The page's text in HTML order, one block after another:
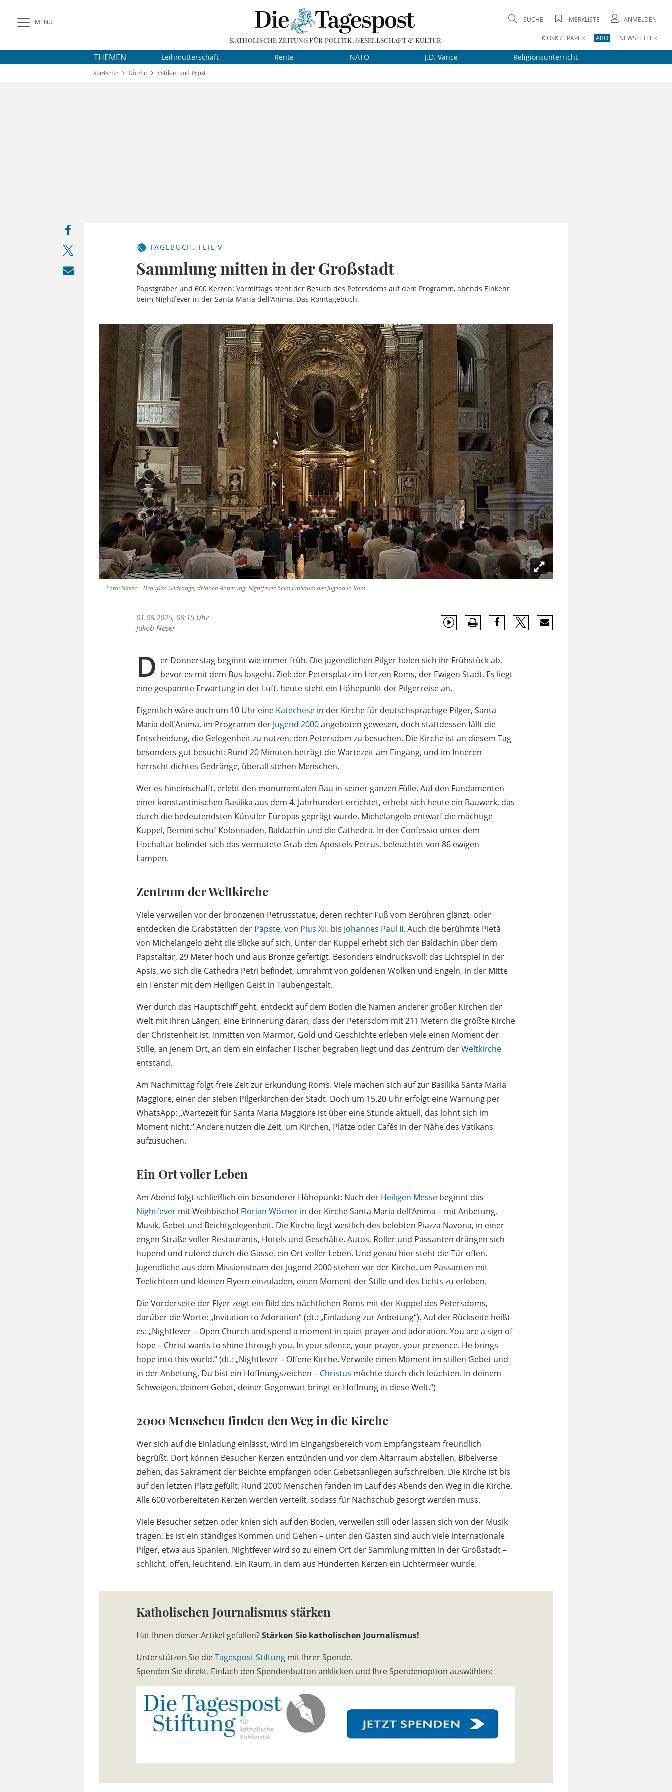
MENÜ
KATHOLISCHE ZEITUNG FÜR POLITIK, GESELLSCHAFT & KULTUR
SUCHE MERKLISTE ANMELDEN
KIOSK / EPAPER ABO NEWSLETTER
THEMEN Leihmutterschaft Rente NATO J.D. Vance Religionsunterricht
Startseite Kirche Vatikan und Papst
TAGEBUCH, TEIL V
Sammlung mitten in der Großstadt
Papstgräber und 600 Kerzen: Vormittags steht der Besuch des Petersdoms auf dem Programm, abends Einkehr
beim Nightfever in der Santa Maria dell’Anima. Das Romtagebuch.
Foto: Naser | Draußen Gedränge, drinnen Anbetung: Nightfever beim Jubiläum der Jugend in Rom.
01.08.2025, 08:15 Uhr
Jakob Naser
D er Donnerstag beginnt wie immer früh. Die jugendlichen Pilger holen sich ihr Frühstück ab,
bevor es mit dem Bus losgeht. Ziel: der Petersplatz im Herzen Roms, der Ewigen Stadt. Es liegt
eine gespannte Erwartung in der Luft, heute steht ein Höhepunkt der Pilgerreise an.
Eigentlich wäre auch um 10 Uhr eine Katechese in der Kirche für deutschsprachige Pilger, Santa
Maria dell'Anima, im Programm der Jugend 2000angeboten gewesen, doch stattdessen fällt die
Entscheidung, die Gelegenheit zu nutzen, den Petersdom zu besuchen. Die Kirche ist an diesem Tag
besonders gut besucht: Rund 20 Minuten beträgt die Wartezeit am Eingang, und im Inneren
herrscht dichtes Gedränge, überall stehen Menschen.
Wer es hineinschafft, erlebt den monumentalen Bau in seiner ganzen Fülle. Auf den Fundamenten
einer konstantinischen Basilika aus dem 4. Jahrhundert errichtet, erhebt sich heute ein Bauwerk, das
durch die bedeutendsten Künstler Europas geprägt wurde. Michelangelo entwarf die mächtige
Kuppel, Bernini schuf Kolonnaden, Baldachin und die Cathedra. In der Confessio unter dem
Hochaltar befindet sich das vermutete Grab des Apostels Petrus, beleuchtet von 86 ewigen
Lampen.
Zentrum der Weltkirche
Viele verweilen vor der bronzenen Petrusstatue, deren rechter Fuß vom Berühren glänzt, oder
entdecken die Grabstätten der Päpste, von Pius XII. bis Johannes Paul II. Auch die berühmte Pietà
von Michelangelo zieht die Blicke auf sich. Unter der Kuppel erhebt sich der Baldachin über dem
Papstaltar, 29 Meter hoch und aus Bronze gefertigt. Besonders eindrucksvoll: das Lichtspiel in der
Apsis, wo sich die Cathedra Petri befindet, umrahmt von goldenen Wolken und Engeln, in der Mitte
ein Fenster mit dem Heiligen Geist in Taubengestalt.
Wer durch das Hauptschiff geht, entdeckt auf dem Boden die Namen anderer großer Kirchen der
Welt mit ihren Längen, eine Erinnerung daran, dass der Petersdom mit 211 Metern die größte Kirche
der Christenheit ist. Inmitten von Marmor, Gold und Geschichte erleben viele einen Moment der
Stille, an jenem Ort, an dem ein einfacher Fischer begraben liegt und das Zentrum derWeltkirche
entstand.
Am Nachmittag folgt freie Zeit zur Erkundung Roms. Viele machen sich auf zur Basilika Santa Maria
Maggiore, einer der sieben Pilgerkirchen der Stadt. Doch um 15.20 Uhr erfolgt eine Warnung per
WhatsApp: „Wartezeit für Santa Maria Maggiore ist über eine Stunde aktuell, das lohnt sich im
Moment nicht.“ Andere nutzen die Zeit, um Kirchen, Plätze oder Cafés in der Nähe des Vatikans
aufzusuchen.
Ein Ort voller Leben
Am Abend folgt schließlich ein besonderer Höhepunkt: Nach der Heiligen Messe beginnt das
Nightfever mit WeihbischofFlorian Wörner in der Kirche Santa Maria dell’Anima – mit Anbetung,
Musik, Gebet und Beichtgelegenheit. Die Kirche liegt westlich des belebten Piazza Navona, in einer
engen Straße voller Restaurants, Hotels und Geschäfte. Autos, Roller und Passanten drängen sich
hupend und rufend durch die Gasse, ein Ort voller Leben. Und genau hier steht die Tür offen.
Jugendliche aus dem Missionsteam der Jugend 2000 stehen vor der Kirche, um Passanten mit
Teelichtern und kleinen Flyern einzuladen, einen Moment der Stille und des Lichts zu erleben.
Die Vorderseite der Flyer zeigt ein Bild des nächtlichen Roms mit der Kuppel des Petersdoms,
darüber die Worte: „Invitation to Adoration“ (dt.: „Einladung zur Anbetung“). Auf der Rückseite heißt
es: „Nightfever – Open Church and spend a moment in quiet prayer and adoration. You are a sign of
hope – Christ wants to shine through you. In your silence, your prayer, your presence. He brings
hope into this world.“ (dt.: „Nightfever – Offene Kirche. Verweile einen Moment im stillen Gebet und
in der Anbetung. Du bist ein Hoffnungszeichen – Christus möchte durch dich leuchten. In deinem
Schweigen, deinem Gebet, deiner Gegenwart bringt er Hoffnung in diese Welt.“)
2000 Menschen finden den Weg in die Kirche
Wer sich auf die Einladung einlässt, wird im Eingangsbereich vom Empfangsteam freundlich
begrüßt. Dort können Besucher Kerzen entzünden und vor dem Altarraum abstellen, Bibelverse
ziehen, das Sakrament der Beichte empfangen oder Gebetsanliegen aufschreiben. Die Kirche ist bis
auf den letzten Platz gefüllt. Rund 2000 Menschen fanden im Lauf des Abends den Weg in die Kirche.
Alle 600 vorbereiteten Kerzen werden verteilt, sodass für Nachschub gesorgt werden muss.
Viele Besucher setzen oder knien sich auf den Boden, verweilen still oder lassen sich von der Musik
tragen. Es ist ein ständiges Kommen und Gehen – unter den Gästen sind auch viele internationale
Pilger, etwa aus Spanien. Nightfever wird so zu einem Ort der Sammlung mitten in der Großstadt –
schlicht, offen, leuchtend. Ein Raum, in dem aus Hunderten Kerzen ein Lichtermeer wurde.
Katholischen Journalismus stärken
Hat Ihnen dieser Artikel gefallen?Stärken Sie katholischen Journalismus!
Unterstützen Sie dieTagespost Stiftung mit Ihrer Spende.
Spenden Sie direkt. Einfach den Spendenbutton anklicken und Ihre Spendenoption auswählen: